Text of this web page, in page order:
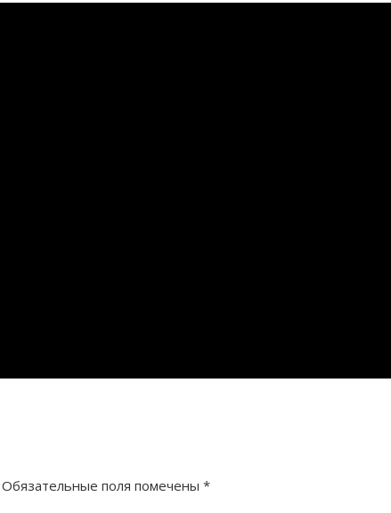
Обязательные поля помечены *